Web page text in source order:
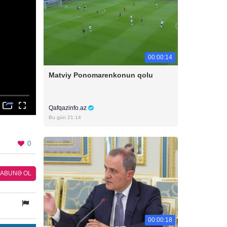
0
ABUNƏ OL
00:00:14
Matviy Ponomarenkonun qolu
Qafqazinfo.az
Bu gün 21:14
00:00:18